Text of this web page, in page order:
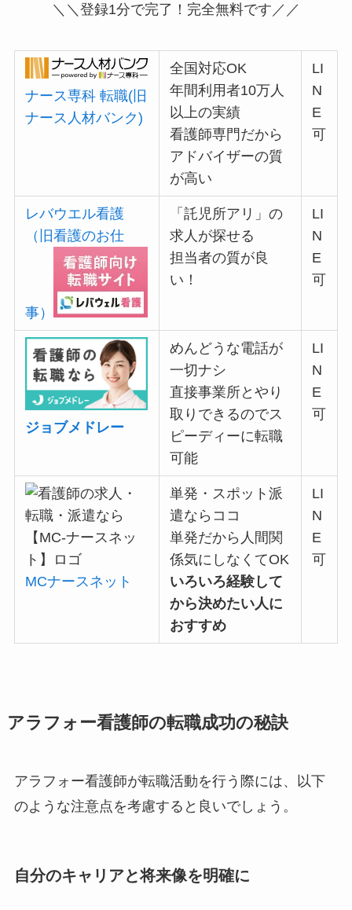
＼＼ 登録1分で完了！完全無料です ／／
ナース専科 転職(旧
ナース人材バンク)
全国対応OK
年間利用者10万人
以上の実績
看護師専門だから
アドバイザーの質
が高い
LI
N
E
可
レバウエル看護
（旧看護のお仕
事）
「託児所アリ」の
求人が探せる
担当者の質が良
い！
LI
N
E
可
ジョブメドレー
めんどうな電話が
一切ナシ
直接事業所とやり
取りできるのでス
ピーディーに転職
可能
LI
N
E
可
MCナースネット
単発・スポット派
遣ならココ
単発だから 人間関
係気にしなくてOK
いろいろ経験して
から決めたい人に
おすすめ
LI
N
E
可
アラフォー看護師の転職成功の秘訣
アラフォー看護師が転職活動を行う際には、以下
のような注意点を考慮すると良いでしょう。
自分のキャリアと将来像を明確に